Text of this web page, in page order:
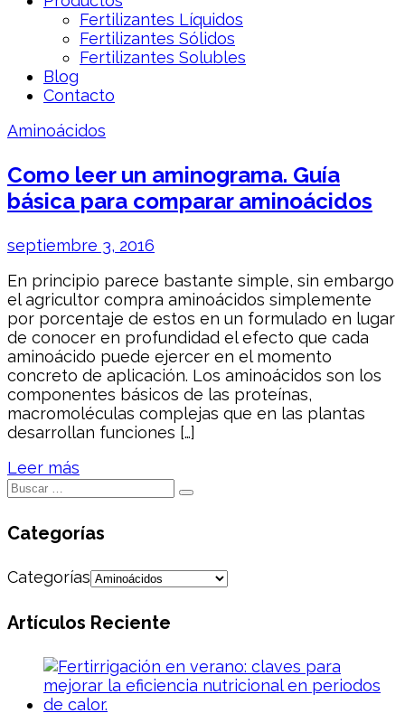
Fertilizantes Líquidos
Fertilizantes Sólidos
Fertilizantes Solubles
Blog
Contacto
Aminoácidos
Como leer un aminograma. Guía
básica para comparar aminoácidos
septiembre 3, 2016
En principio parece bastante simple, sin embargo
el agricultor compra aminoácidos simplemente
por porcentaje de estos en un formulado en lugar
de conocer en profundidad el efecto que cada
aminoácido puede ejercer en el momento
concreto de aplicación. Los aminoácidos son los
componentes básicos de las proteínas,
macromoléculas complejas que en las plantas
desarrollan funciones […]
Leer más
Categorías
Categorías
Artículos Reciente